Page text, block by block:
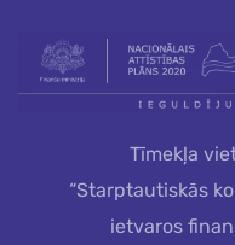
Tīmekļa
“Starptautiskās
ietvaros